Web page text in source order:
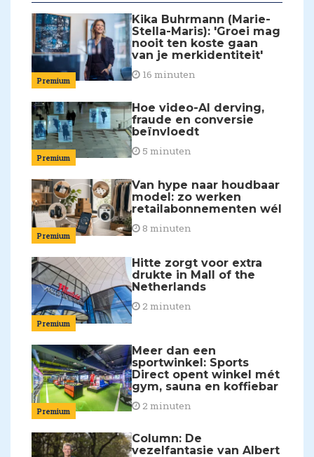
Premium
Kika Buhrmann (Marie-
Stella-Maris): 'Groei mag
nooit ten koste gaan
van je merkidentiteit'
16 minuten
Premium
Hoe video-AI derving,
fraude en conversie
beïnvloedt
5 minuten
Premium
Van hype naar houdbaar
model: zo werken
retailabonnementen wél
8 minuten
Premium
Hitte zorgt voor extra
drukte in Mall of the
Netherlands
2 minuten
Premium
Meer dan een
sportwinkel: Sports
Direct opent winkel mét
gym, sauna en koffiebar
2 minuten
Column: De
vezelfantasie van Albert